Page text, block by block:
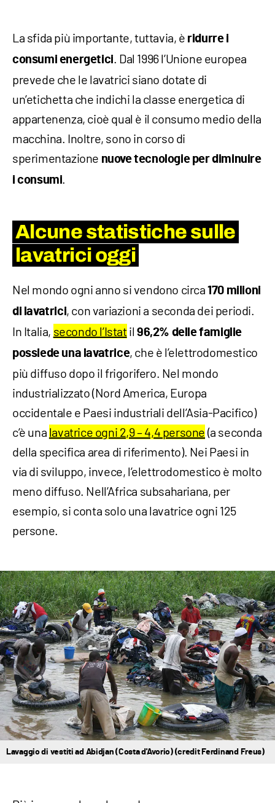
La sfida più importante, tuttavia, è ridurre i
consumi energetici. Dal 1996 l’Unione europea
prevede che le lavatrici siano dotate di
un’etichetta che indichi la classe energetica di
appartenenza, cioè qual è il consumo medio della
macchina. Inoltre, sono in corso di
sperimentazione nuove tecnologie per diminuire
i consumi.
Alcune statistiche sulle
lavatrici oggi
Nel mondo ogni anno si vendono circa170 milioni
di lavatrici, con variazioni a seconda dei periodi.
In Italia, secondo l’Istatil96,2% delle famiglie
possiede una lavatrice, che è l’elettrodomestico
più diffuso dopo il frigorifero. Nel mondo
industrializzato (Nord America, Europa
occidentale e Paesi industriali dell’Asia-Pacifico)
c’è una lavatrice ogni 2,9 – 4,4 persone (a seconda
della specifica area di riferimento). Nei Paesi in
via di sviluppo, invece, l’elettrodomestico è molto
meno diffuso. Nell’Africa subsahariana, per
esempio, si conta solo una lavatrice ogni 125
persone.
Lavaggio di vestiti ad Abidjan (Costa d'Avorio) (credit Ferdinand Freus)